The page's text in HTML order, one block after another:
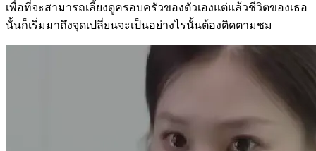
เพื่อที่จะสามารถเลี้ยงดูครอบครัวของตัวเองแต่แล้วชีวิตของเธอ
นั้นก็เริ่มมาถึงจุดเปลี่ยนจะเป็นอย่างไรนั้นต้องติดตามชม